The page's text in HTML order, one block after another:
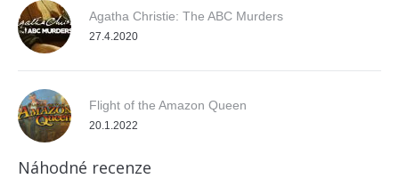
Agatha Christie: The ABC Murders
27.4.2020
Flight of the Amazon Queen
20.1.2022
Náhodné recenze